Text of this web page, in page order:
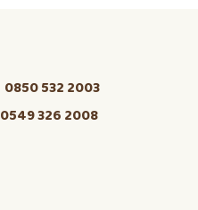
0850 532 2003
0549 326 2008